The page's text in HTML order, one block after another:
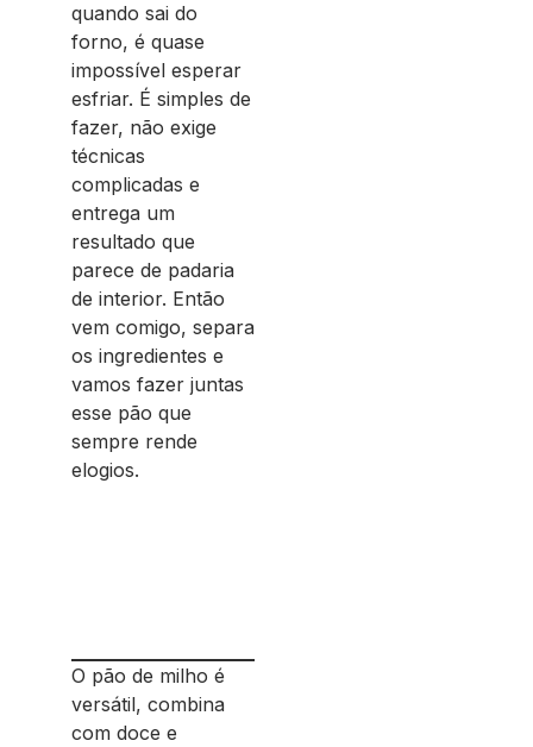
quando sai do
forno, é quase
impossível esperar
esfriar. É simples de
fazer, não exige
técnicas
complicadas e
entrega um
resultado que
parece de padaria
de interior. Então
vem comigo, separa
os ingredientes e
vamos fazer juntas
esse pão que
sempre rende
elogios.
O pão de milho é
versátil, combina
com doce e